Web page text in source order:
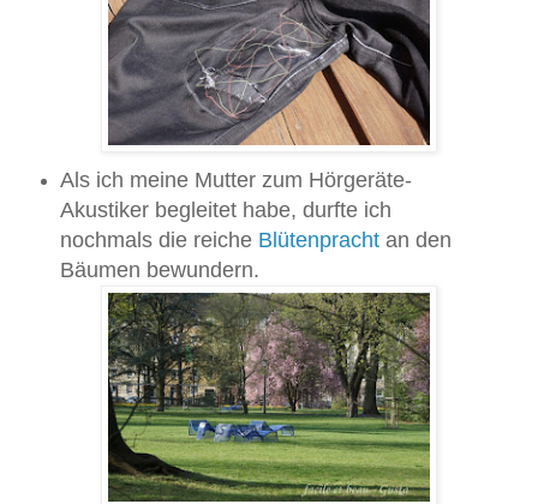
Als ich meine Mutter zum Hörgeräte-
Akustiker begleitet habe, durfte ich
nochmals die reiche Blütenprachtan den
Bäumen bewundern.